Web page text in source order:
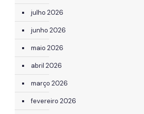
julho 2026
junho 2026
maio 2026
abril 2026
março 2026
fevereiro 2026